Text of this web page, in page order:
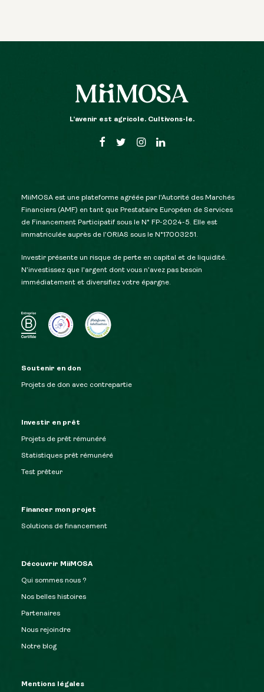
L’avenir est agricole. Cultivons-le.
MiiMOSA est une plateforme agréée par l’Autorité des Marchés
Financiers (AMF) en tant que Prestataire Européen de Services
de Financement Participatif sous le N° FP-2024-5. Elle est
immatriculée auprès de l’ORIAS sous le N°17003251.
Investir présente un risque de perte en capital et de liquidité.
N’investissez que l’argent dont vous n’avez pas besoin
immédiatement et diversifiez votre épargne.
Soutenir en don
Projets de don avec contrepartie
Investir en prêt
Projets de prêt rémunéré
Statistiques prêt rémunéré
Test prêteur
Financer mon projet
Solutions de financement
Découvrir MiiMOSA
Qui sommes nous ?
Nos belles histoires
Partenaires
Nous rejoindre
Notre blog
Mentions légales